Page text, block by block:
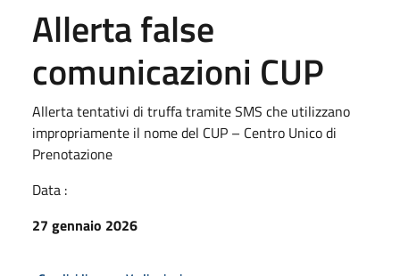
Allerta false
comunicazioni CUP
Allerta tentativi di truffa tramite SMS che utilizzano
impropriamente il nome del CUP – Centro Unico di
Prenotazione
Data :
27 gennaio 2026